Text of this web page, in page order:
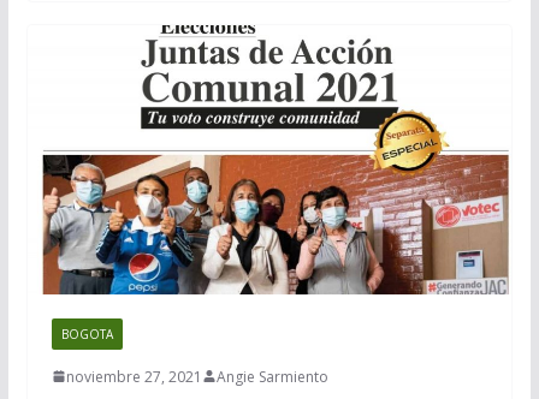
BOGOTA
noviembre 27, 2021 Angie Sarmiento